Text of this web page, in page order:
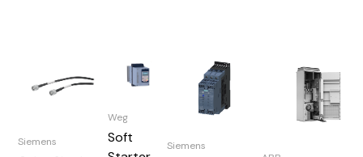
Siemens
Weg
Soft
Siemens